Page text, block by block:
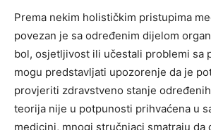
Prema nekim holističkim pristupima
povezan je sa određenim dijelom
bol, osjetljivost ili učestali problemi sa
mogu predstavljati upozorenje da je
provjeriti zdravstveno stanje
teorija nije u potpunosti prihvaćena u
medicini, mnogi stručnjaci smatraju da